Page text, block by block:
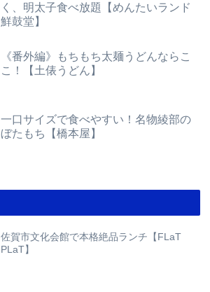
く、明太子食べ放題【めんたいランド
鮮鼓堂】
《番外編》もちもち太麺うどんならこ
こ！【土俵うどん】
一口サイズで食べやすい！名物綾部の
ぼたもち【橋本屋】
佐賀市文化会館で本格絶品ランチ【FLaT
PLaT】